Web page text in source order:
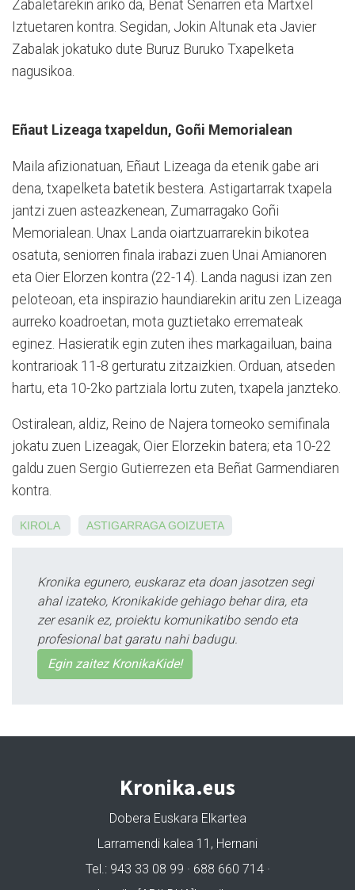
Zabaletarekin ariko da, Beñat Senarren eta Martxel
Iztuetaren kontra. Segidan, Jokin Altunak eta Javier
Zabalak jokatuko dute Buruz Buruko Txapelketa
nagusikoa.
Eñaut Lizeaga txapeldun, Goñi Memorialean
Maila afizionatuan, Eñaut Lize­aga da etenik gabe ari
dena, txapelketa batetik bestera. Asti­gartarrak txapela
jantzi zuen asteazkenean, Zumarragako Goñi
Memorialean. Unax Lan­da oiar­tzu­arrarekin bikotea
osatuta, seniorren finala irabazi zuen Unai Amianoren
eta Oier Elorzen kontra (22-14). Landa nagusi izan zen
peloteoan, eta inspirazio haundiarekin aritu zen Lizeaga
aurreko koadroetan, mota guztietako erremateak
eginez. Hasieratik egin zuten ihes markagailuan, baina
kontrarioak 11-8 gerturatu zitzaizkien. Orduan, atseden
hartu, eta 10-2ko partziala lortu zuten, txapela janzteko.
Ostiralean, aldiz, Reino de Najera torneoko semifinala
jokatu zuen Lizeagak, Oier Elorzekin batera; eta 10-22
galdu zuen Sergio Gutierrezen eta Beñat Gar­mendiaren
kontra.
KIROLA ASTIGARRAGA GOIZUETA
Kronika egunero, euskaraz eta doan jasotzen segi
ahal izateko, Kronikakide gehiago behar dira, eta
zer esanik ez, proiektu komunikatibo sendo eta
profesional bat garatu nahi badugu.
Egin zaitez KronikaKide!
Kronika.eus
Dobera Euskara Elkartea
Larramendi kalea 11, Hernani
Tel.: 943 33 08 99 · 688 660 714 ·